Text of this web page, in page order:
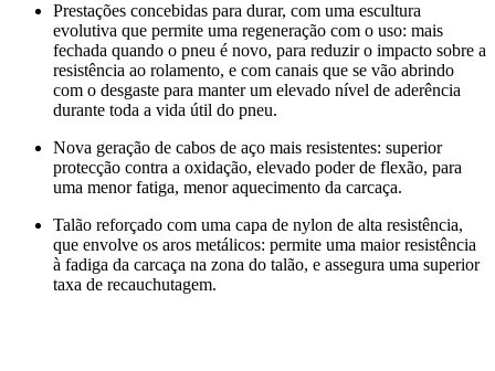
Prestações concebidas para durar, com uma escultura
evolutiva que permite uma regeneração com o uso: mais
fechada quando o pneu é novo, para reduzir o impacto sobre a
resistência ao rolamento, e com canais que se vão abrindo
com o desgaste para manter um elevado nível de aderência
durante toda a vida útil do pneu.
Nova geração de cabos de aço mais resistentes: superior
protecção contra a oxidação, elevado poder de flexão, para
uma menor fatiga, menor aquecimento da carcaça.
Talão reforçado com uma capa de nylon de alta resistência,
que envolve os aros metálicos: permite uma maior resistência
à fadiga da carcaça na zona do talão, e assegura uma superior
taxa de recauchutagem.